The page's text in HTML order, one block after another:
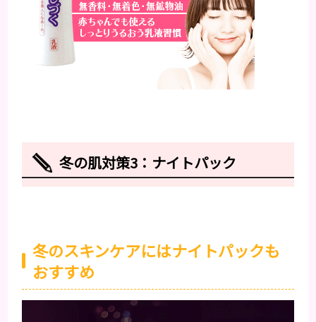
冬の肌対策3：ナイトパック
冬のスキンケアにはナイトパックも
おすすめ